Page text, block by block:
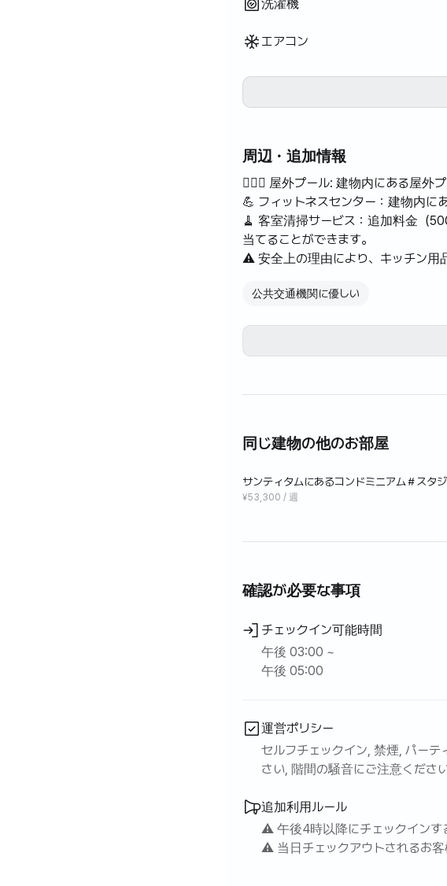
洗濯機
エアコン
周辺・追加情報
🏊🏼‍♀️ 屋外プール: 建物内にある屋外
💪 フィットネスセンター：建物内に
🧹 客室清掃サービス：追加料金（
当てることができます。
⚠️ 安全上の理由により、キッチン用
⚠️ この部屋には、ランダムに割り当
サンティタム・ディ・ヴィエンは、
圏内です。
公共交通機関に優しい
同じ建物の他のお部屋
サンティタムにあるコンドミニアム＃スタ
Weekly B
¥53,300 / 週
確認が必要な事項
チェックイン可能時間
午後 03:00 ~
午後 05:00
運営ポリシー
セルフチェックイン, 禁煙, パー
さい, 階間の騒音にご注意くださ
追加利用ルール
⚠️ 午後4時以降にチェックインす
⚠️ 当日チェックアウトされるお